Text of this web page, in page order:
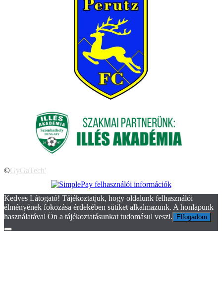
©GyGaTech'
Kedves Látogató! Tájékoztatjuk, hogy oldalunk felhasználói
élményének fokozása érdekében sütiket alkalmazunk. A honlapunk
használatával Ön a tájékoztatásunkat tudomásul veszi.
Elfogadom